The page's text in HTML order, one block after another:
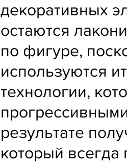
декоративных
остаются
по фигуре,
используются
технологии,
результате
который